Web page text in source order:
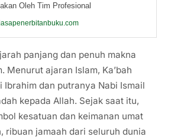
Oleh Tim Profesional
panjang dan penuh makna
Menurut ajaran Islam, Ka’bah
Ibrahim dan putranya Nabi Ismail
kepada Allah. Sejak saat itu,
kesatuan dan keimanan umat
ribuan jamaah dari seluruh dunia